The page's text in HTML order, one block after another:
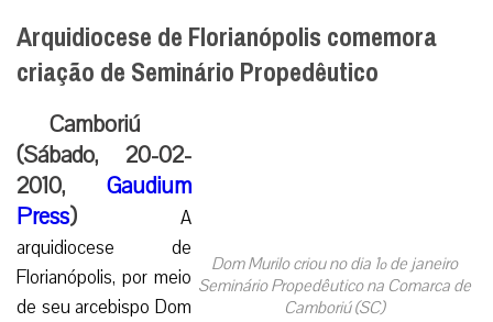
Arquidiocese de Florianópolis comemora
criação de Seminário Propedêutico
Dom Murilo criou no dia 1º de janeiro
Seminário Propedêutico na Comarca de
Camboriú (SC)
Camboriú
(Sábado, 20-02-
2010, Gaudium
Press) A
arquidiocese de
Florianópolis, por meio
de seu arcebispo Dom